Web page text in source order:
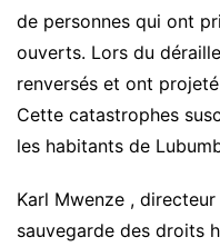
de personnes qui ont
ouverts. Lors du
renversés et ont
Cette catastrophes
les habitants de
Karl Mwenze ,
sauvegarde des droits